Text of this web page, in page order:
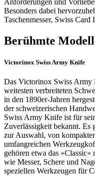
Anforderungen und
Besonders dabei
Taschenmesser, Swiss
Berühmte
Victorinox Swiss Army Knife
Das Victorinox Swiss Army
weitesten verbreiteten
in den 1890er-Jahren
der schweizerischen
Swiss Army Knife ist für
Zuverlässigkeit bekannt. Es
zur Auswahl, von
umfangreichen
gehören etwa das
wie Messer, Schere und
speziellen Werkzeugen für